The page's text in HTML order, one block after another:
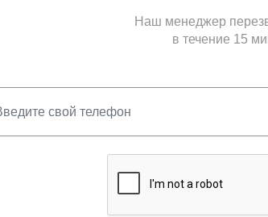
Наш менеджер
в течение 15